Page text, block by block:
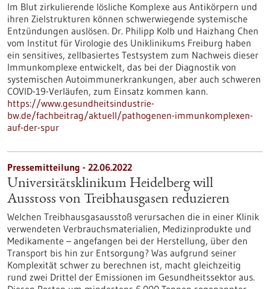
Im Blut zirkulierende lösliche Komplexe aus Antikörpern und
ihren Zielstrukturen können schwerwiegende systemische
Entzündungen auslösen. Dr. Philipp Kolb und Haizhang Chen
vom Institut für Virologie des Uniklinikums Freiburg haben
ein sensitives, zellbasiertes Testsystem zum Nachweis dieser
Immunkomplexe entwickelt, das bei der Diagnostik von
systemischen Autoimmunerkrankungen, aber auch schweren
COVID-19-Verläufen, zum Einsatz kommen kann.
https://www.gesundheitsindustrie-
bw.de/fachbeitrag/aktuell/pathogenen-immunkomplexen-
auf-der-spur
Pressemitteilung - 22.06.2022
Universitätsklinikum Heidelberg will
Ausstoss von Treibhausgasen reduzieren
Welchen Treibhausgasausstoß verursachen die in einer Klinik
verwendeten Verbrauchsmaterialien, Medizinprodukte und
Medikamente – angefangen bei der Herstellung, über den
Transport bis hin zur Entsorgung? Was aufgrund seiner
Komplexität schwer zu berechnen ist, macht gleichzeitig
rund zwei Drittel der Emissionen im Gesundheitssektor aus.